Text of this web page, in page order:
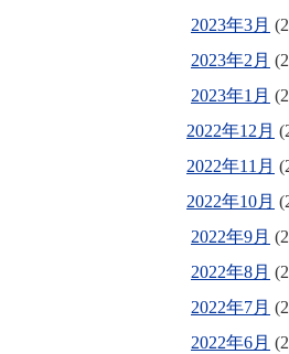
2023年3月
2023年2月
2023年1月
2022年12月
2022年11月
2022年10月
2022年9月
2022年8月
2022年7月
2022年6月